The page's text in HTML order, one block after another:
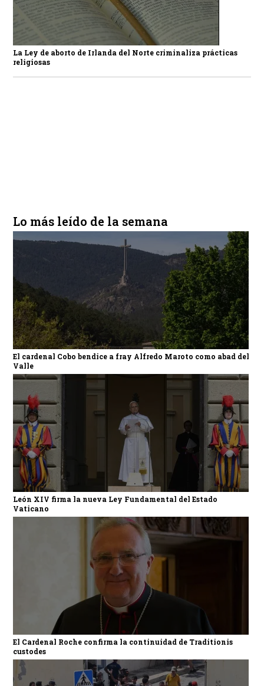
La Ley de aborto de Irlanda del Norte criminaliza prácticas
religiosas
Lo más leído de la semana
El cardenal Cobo bendice a fray Alfredo Maroto como abad del
Valle
León XIV firma la nueva Ley Fundamental del Estado
Vaticano
El Cardenal Roche confirma la continuidad de Traditionis
custodes